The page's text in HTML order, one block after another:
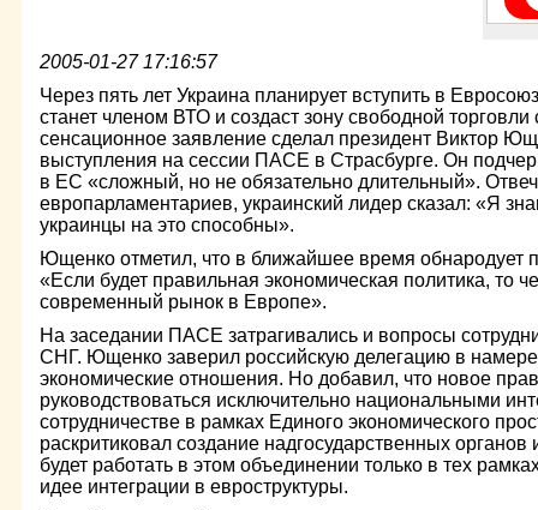
2005-01-27 17:16:57
Через пять лет Украина планирует вступить в
станет членом ВТО и создаст зону свободной
сенсационное заявление сделал президент Виктор
выступления на сессии ПАСЕ в Страсбурге. Он
в ЕС «сложный, но не обязательно длительный».
европарламентариев, украинский лидер сказал: «Я
украинцы на это способны».
Ющенко отметил, что в ближайшее время обнародует
«Если будет правильная экономическая политика, то
современный рынок в Европе».
На заседании ПАСЕ затрагивались и вопросы
СНГ. Ющенко заверил российскую делегацию в
экономические отношения. Но добавил, что новое
руководствоваться исключительно национальными
сотрудничестве в рамках Единого экономического
раскритиковал создание надгосударственных органов
будет работать в этом объединении только в тех
идее интеграции в евроструктуры.